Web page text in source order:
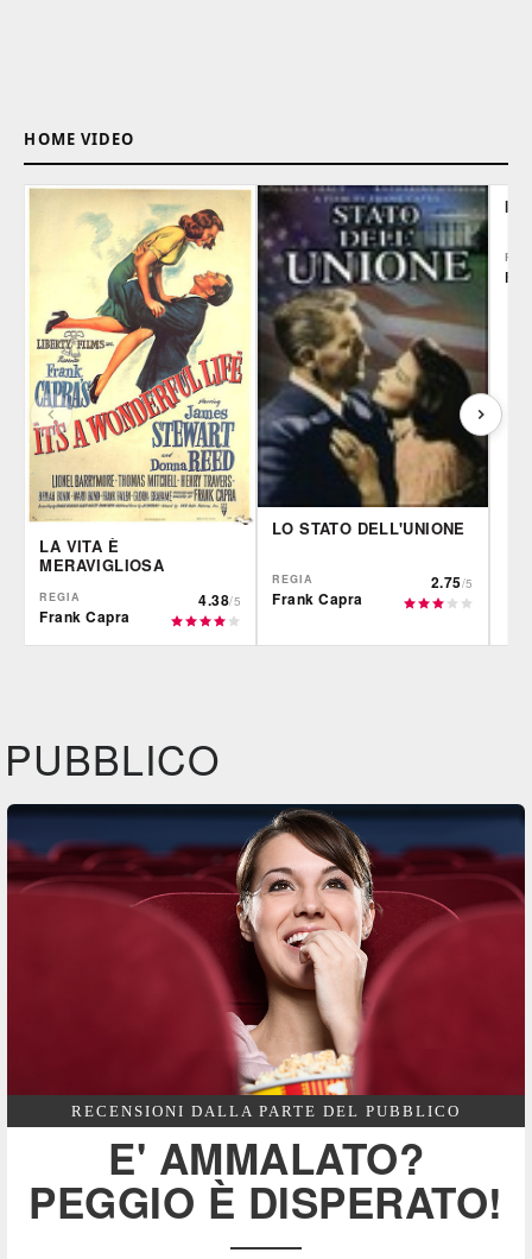
HOME VIDEO
LA VITA È
MERAVIGLIOSA
REGIA
Frank Capra
4.38/5
LO STATO DELL'UNIONE
REGIA
Frank Capra
2.75/5
IL
PUBBLICO
RECENSIONI DALLA PARTE DEL PUBBLICO
E' AMMALATO?
PEGGIO È DISPERATO!